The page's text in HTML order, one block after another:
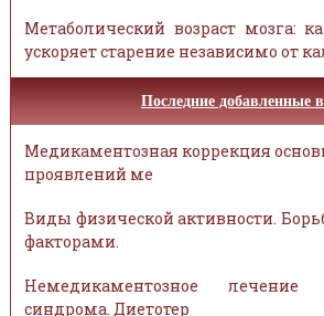
Метаболический возраст мозга:
ускоряет старение независимо от
Последние добавленные
Медикаментозная коррекция
проявлений ме
Виды физической активности.
факторами.
Немедикаментозное лечение
синдрома. Диетотер